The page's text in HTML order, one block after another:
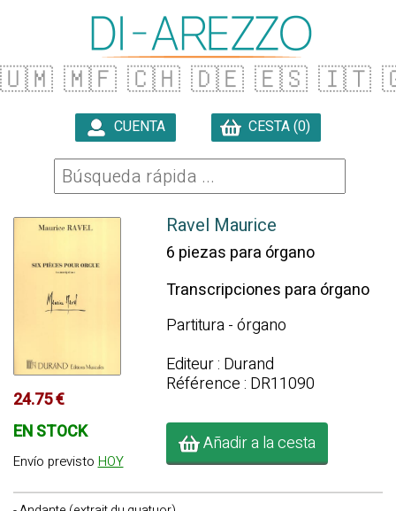
🇺🇲 🇲🇫 🇨🇭 🇩🇪 🇪🇸 🇮🇹
CUENTA CESTA (0)
24.75 €
EN STOCK
Envío previsto HOY
Ravel Maurice
6 piezas para órgano
Transcripciones para órgano
Partitura - órgano
Editeur : Durand
Référence : DR11090
Añadir a la cesta